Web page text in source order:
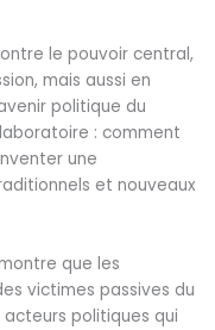
le pouvoir central,
mais aussi en
politique du
: comment
une
et nouveaux
que les
victimes passives du
politiques qui